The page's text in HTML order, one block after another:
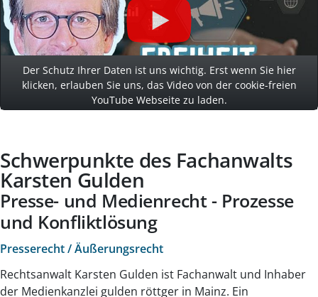
Der Schutz Ihrer Daten ist uns wichtig. Erst wenn Sie hier
klicken, erlauben Sie uns, das Video von der cookie-freien
YouTube Webseite zu laden.
Schwerpunkte des Fachanwalts
Karsten Gulden
Presse- und Medienrecht - Prozesse
und Konfliktlösung
Presserecht / Äußerungsrecht
Rechtsanwalt Karsten Gulden ist Fachanwalt und Inhaber
der Medienkanzlei gulden röttger in Mainz. Ein